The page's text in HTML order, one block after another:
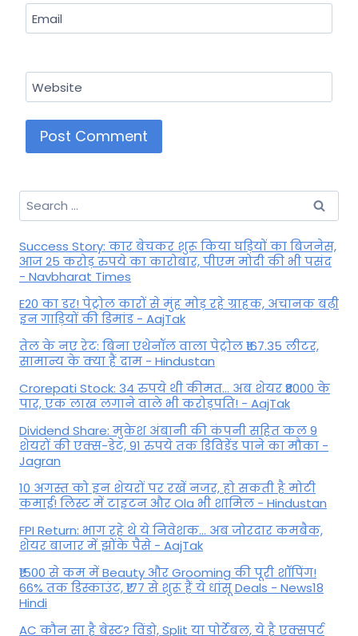
Email
Website
Search
for:
Success Story: कार बेचकर शुरू किया घड़ियों का बिजनेस,
आज 25 करोड़ रुपये का कारोबार, पीएम मोदी की भी पसंद
- Navbharat Times
E20 का डर! पेट्रोल कारों से मुंह मोड़ रहे ग्राहक, अचानक बढ़ी
इन गाड़ियों की डिमांड - AajTak
तेल के नए रेट: बिना एथेनॉल वाला पेट्रोल ₹167.35 लीटर,
सामान्य के क्या हैं दाम - Hindustan
Crorepati Stock: 34 रुपये थी कीमत... अब शेयर ₹8000 के
पार, एक लाख लगाने वाले भी करोड़पति! - AajTak
Dividend Share: मुकेश अंबानी की कंपनी सहित कल 9
शेयरों की एक्स-डेट, 91 रुपये तक डिविडेंड पाने का मौका -
Jagran
10 अगस्त को इन शेयरों पर रखें नजर, हो सकती है मोटी
कमाई! लिस्ट में टाइटन और Ola भी शामिल - Hindustan
FPI Return: भाग रहे थे ये निवेशक... अब जोरदार कमबैक,
शेयर बाजार में झोंके पैसे - AajTak
₹1500 से कम में Beauty और Grooming की पूरी शॉपिंग!
66% तक डिस्काउंट, ₹177 से शुरू हैं ये धांसू Deals - News18
Hindi
AC कौन सा है बेस्ट? विंडो, Split या पोर्टेबल, ये है एक्सपर्ट